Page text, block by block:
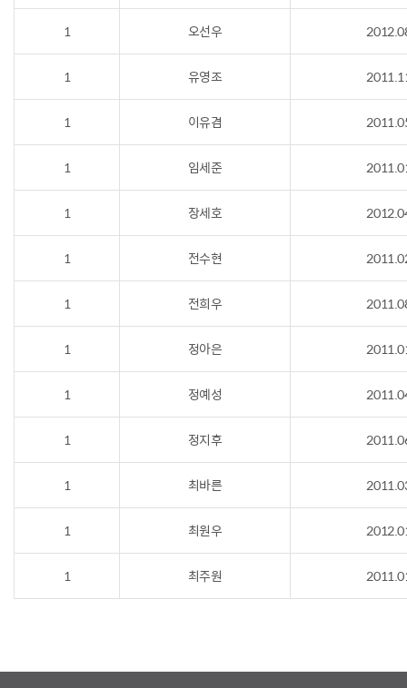
1 오선우
1 유영조
1 이유겸
1 임세준
1 장세호
1 전수현
1 전희우
1 정아은
1 정예성
1 정지후
1 최바른
1 최원우
1 최주원